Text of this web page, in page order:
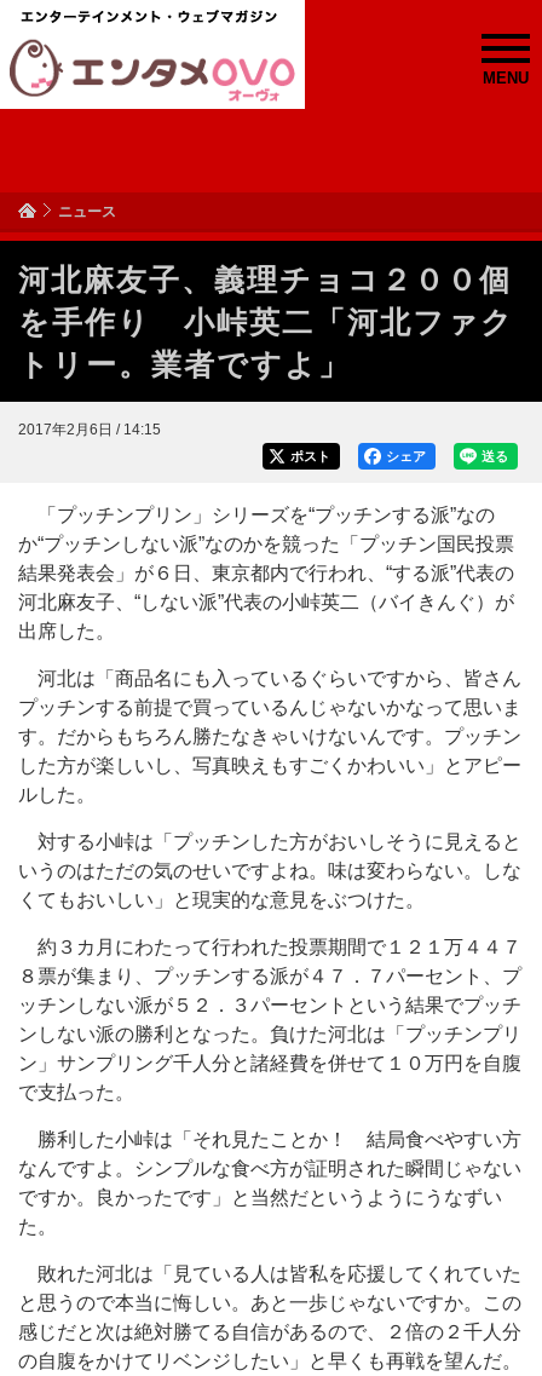
MENU
ニュース
河北麻友子、義理チョコ２００個
を手作り 小峠英二「河北ファク
トリー。業者ですよ」
2017年2月6日 / 14:15
送る
シェア
ポスト
「プッチンプリン」シリーズを“プッチンする派”なの
か“プッチンしない派”なのかを競った「プッチン国民投票
結果発表会」が６日、東京都内で行われ、“する派”代表の
河北麻友子、“しない派”代表の小峠英二（バイきんぐ）が
出席した。
河北は「商品名にも入っているぐらいですから、皆さん
プッチンする前提で買っているんじゃないかなって思いま
す。だからもちろん勝たなきゃいけないんです。プッチン
した方が楽しいし、写真映えもすごくかわいい」とアピー
ルした。
対する小峠は「プッチンした方がおいしそうに見えると
いうのはただの気のせいですよね。味は変わらない。しな
くてもおいしい」と現実的な意見をぶつけた。
約３カ月にわたって行われた投票期間で１２１万４４７
８票が集まり、プッチンする派が４７．７パーセント、プ
ッチンしない派が５２．３パーセントという結果でプッチ
ンしない派の勝利となった。負けた河北は「プッチンプリ
ン」サンプリング千人分と諸経費を併せて１０万円を自腹
で支払った。
勝利した小峠は「それ見たことか！ 結局食べやすい方
なんですよ。シンプルな食べ方が証明された瞬間じゃない
ですか。良かったです」と当然だというようにうなずい
た。
敗れた河北は「見ている人は皆私を応援してくれていた
と思うので本当に悔しい。あと一歩じゃないですか。この
感じだと次は絶対勝てる自信があるので、２倍の２千人分
の自腹をかけてリベンジしたい」と早くも再戦を望んだ。